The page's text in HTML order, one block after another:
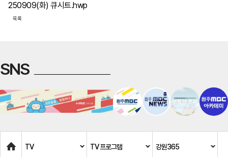
250909(화) 큐시트.hwp
목록
SNS
Home
TV TV 프로그램 강원365